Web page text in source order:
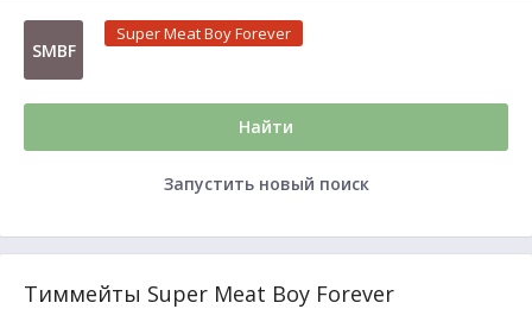
SMBF
Super Meat Boy Forever
Найти
Запустить новый поиск
Тиммейты Super Meat Boy Forever